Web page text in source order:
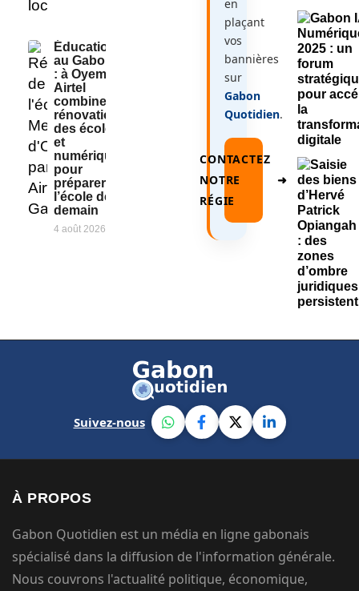
Éducation
au Gabon
: à Oyem,
Airtel
combine
rénovation
des écoles
et
numérique
pour
préparer
l’école de
demain
4 août 2026
en
plaçant
vos
bannières
sur
Gabon
Quotidien.
CONTACTEZ
NOTRE
RÉGIE
➜
Suivez-nous
À PROPOS
Gabon Quotidien est un média en ligne gabonais
spécialisé dans la diffusion de l'information générale.
Nous couvrons l'actualité politique, économique,